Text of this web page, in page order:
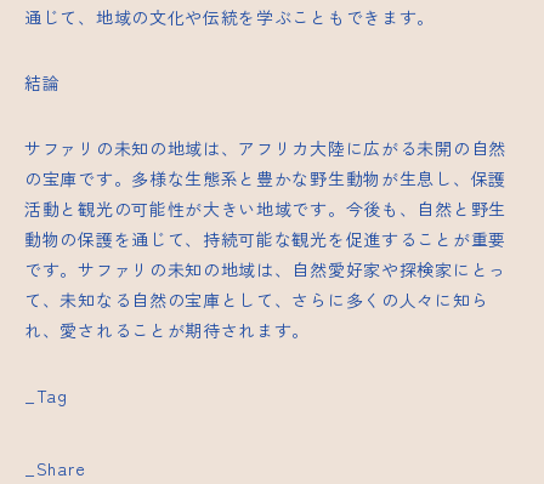
通じて、地域の文化や伝統を学ぶこともできます。
結論
サファリの未知の地域は、アフリカ大陸に広がる未開の自然
の宝庫です。多様な生態系と豊かな野生動物が生息し、保護
活動と観光の可能性が大きい地域です。今後も、自然と野生
動物の保護を通じて、持続可能な観光を促進することが重要
です。サファリの未知の地域は、自然愛好家や探検家にとっ
て、未知なる自然の宝庫として、さらに多くの人々に知ら
れ、愛されることが期待されます。
_Tag
_Share